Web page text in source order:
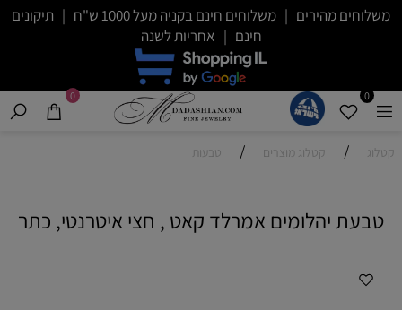
משלוחים מהירים | משלוחים חינם בקניה מעל 1000 ש"ח | תיקונים
חינם | אחריות לשנה
0
0
קטלוג / קטלוג מוצרים / טבעות
טבעת יהלומים אמרלד קאט , חצי איטרנטי, כתר